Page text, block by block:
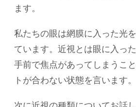
ます。
私たちの眼は網膜に入った光
ています。近視とは眼に入っ
手前で焦点があってしまうこ
トが合わない状態を言います。